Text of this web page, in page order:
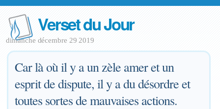
Verset du Jour
dimanche décembre 29 2019
Car là où il y a un zèle amer et un
esprit de dispute, il y a du désordre et
toutes sortes de mauvaises actions.